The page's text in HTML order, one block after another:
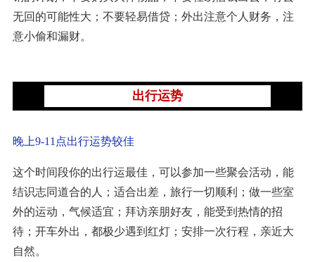
无回的可能性大；不要轻易借贷；外出注意个人财务，注
意小偷和漏财。
出行运势
晚上9-11点出行运势较佳
这个时间段你的出行运最佳，可以参加一些聚会活动，能
结识志同道合的人；适合出差，旅行一切顺利；做一些室
外的运动，气候适宜；拜访亲朋好友，能受到热情的招
待；开车外出，都极少遇到红灯；安排一次行程，亲近大
自然。